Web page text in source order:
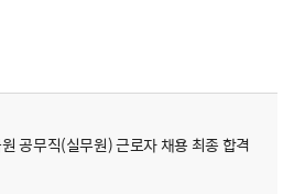
공무직(실무원) 근로자 채용 최종 합격